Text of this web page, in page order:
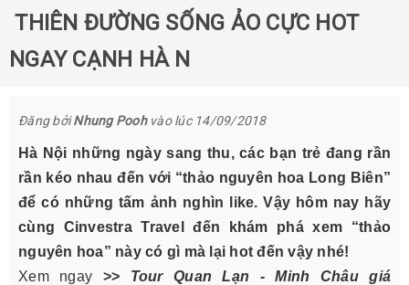
THIÊN ĐƯỜNG SỐNG ẢO CỰC HOT
NGAY CẠNH HÀ N
Đăng bởiNhung Poohvào lúc 14/09/2018
Hà Nội những ngày sang thu, các bạn trẻ đang rần
rần kéo nhau đến với “thảo nguyên hoa Long Biên”
để có những tấm ảnh nghìn like. Vậy hôm nay hãy
cùng Cinvestra Travel đến khám phá xem “thảo
nguyên hoa” này có gì mà lại hot đến vậy nhé!
Xem ngay >> Tour Quan Lạn - Minh Châu giá